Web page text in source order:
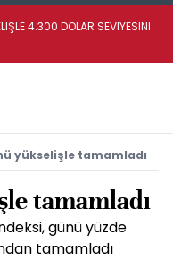
4.300 DOLAR SEVİYESİNİ
yükselişle tamamladı
tamamladı
günü yüzde
tamamladı